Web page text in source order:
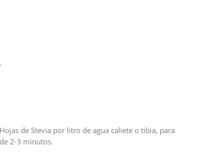
de Stevia por litro de agua caliete o tibia, para
2-3 minutos.